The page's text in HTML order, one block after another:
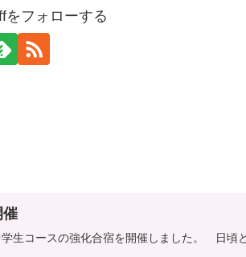
をフォローする
催
生コースの強化合宿を開催しました。 日頃